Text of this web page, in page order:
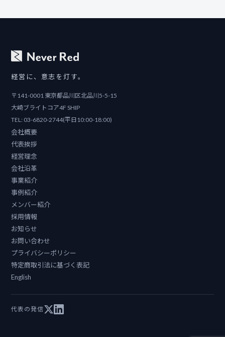
経営に、意志を灯す。
〒141-0001 東京都品川区北品川5-5-15
大崎ブライトコア4F SHIP
TEL: 03-6820-2744(平日10:00-18:00)
会社概要
代表挨拶
経営理念
会社沿革
事業紹介
事例紹介
メンバー紹介
採用情報
お知らせ
お問い合わせ
プライバシーポリシー
特定商取引法に基づく表記
English
代表の発信